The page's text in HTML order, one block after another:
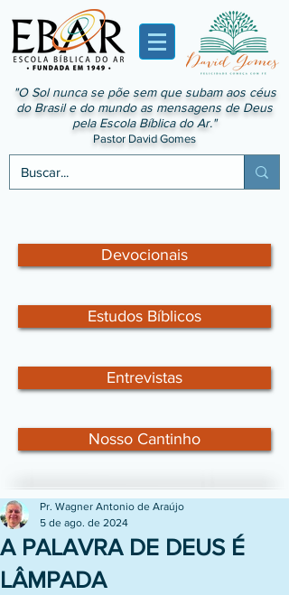
"O Sol nunca se põe sem que subam aos céus
do Brasil e do mundo as mensagens de Deus
pela Escola Bíblica do Ar."
Pastor David Gomes
Devocionais
Estudos Bíblicos
Entrevistas
Nosso Cantinho
A PALAVRA DE DEUS É
LÂMPADA
Pr. Wagner Antonio de Araújo
5 de ago. de 2024